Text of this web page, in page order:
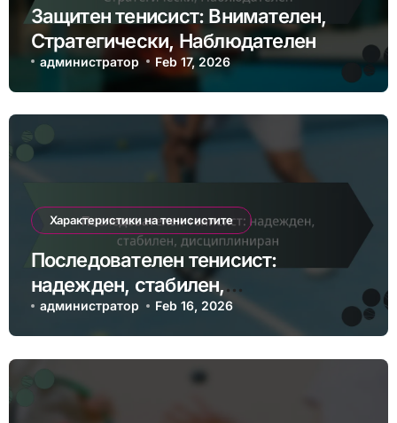
Защитен тенисист: Внимателен,
Стратегически, Наблюдателен
администратор Feb 17, 2026
Характеристики на тенисистите
Последователен тенисист:
надежден, стабилен,
дисциплиниран
администратор Feb 16, 2026